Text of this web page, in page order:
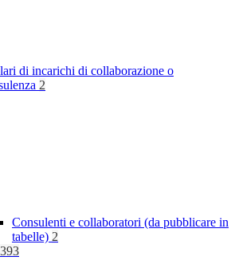
di incarichi di collaborazione o
2
Consulenti e collaboratori (da pubblicare in
tabelle) 2
393